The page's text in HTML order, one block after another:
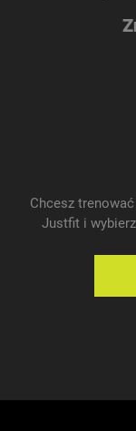
Chcesz
Justfit i